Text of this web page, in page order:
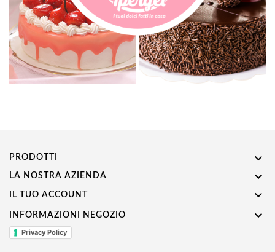
PRODOTTI 
LA NOSTRA AZIENDA 
IL TUO ACCOUNT 
INFORMAZIONI NEGOZIO 
Privacy Policy